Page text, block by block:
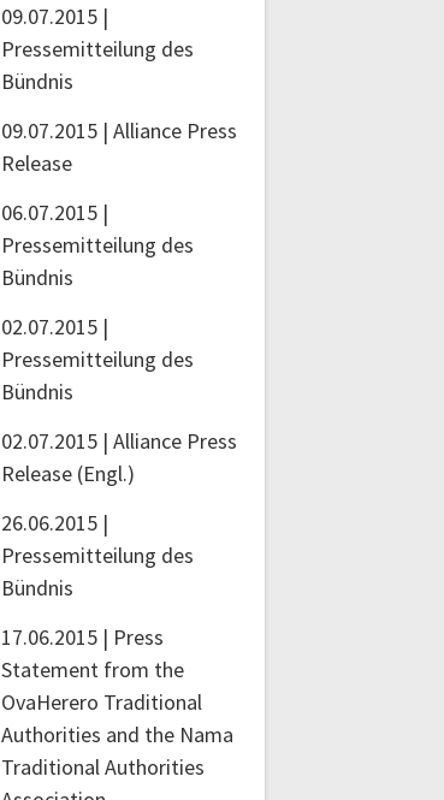
09.07.2015 |
Pressemitteilung des
Bündnis
09.07.2015 | Alliance Press
Release
06.07.2015 |
Pressemitteilung des
Bündnis
02.07.2015 |
Pressemitteilung des
Bündnis
02.07.2015 | Alliance Press
Release (Engl.)
26.06.2015 |
Pressemitteilung des
Bündnis
17.06.2015 | Press
Statement from the
OvaHerero Traditional
Authorities and the Nama
Traditional Authorities